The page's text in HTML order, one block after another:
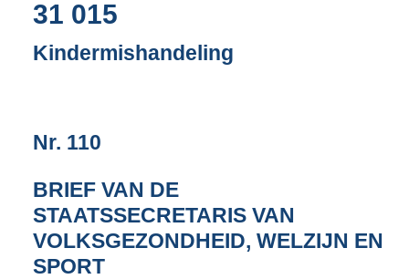
:
3
8
31 015
Kindermishandeling
Nr. 110
BRIEF VAN DE
STAATSSECRETARIS VAN
VOLKSGEZONDHEID, WELZIJN EN
SPORT